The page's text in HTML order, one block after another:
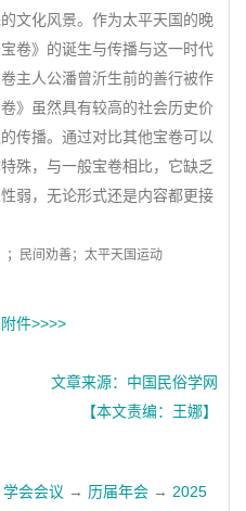
文化风景。作为太平天国的晚
卷》的诞生与传播与这一时代
主人公潘曾沂生前的善行被作
》虽然具有较高的社会历史价
传播。通过对比其他宝卷可以
殊，与一般宝卷相比，它缺乏
弱，无论形式还是内容都更接
民间劝善；太平天国运动
件>>>>
文章来源：中国民俗学网
【本文责编：王娜】
学会会议 → 历届年会 → 2025